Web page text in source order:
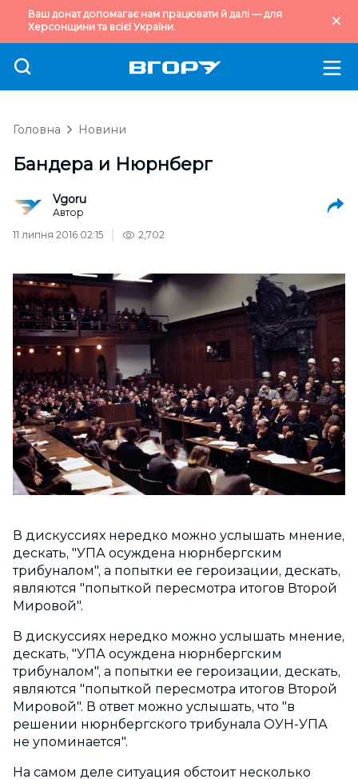
Ваш донат допомагає нам працювати й далі — для
Херсонщини та всієї України.
Головна Новини
Бандера и Нюрнберг
Vgoru
Автор
11 липня 2016 02:15
2,702
В дискуссиях нередко можно услышать мнение,
дескать, "УПА осуждена нюрнбергским
трибуналом", а попытки ее героизации, дескать,
являются "попыткой пересмотра итогов Второй
Мировой".
В дискуссиях нередко можно услышать мнение,
дескать, "УПА осуждена нюрнбергским
трибуналом", а попытки ее героизации, дескать,
являются "попыткой пересмотра итогов Второй
Мировой". В ответ можно услышать, что "в
решении нюрнбергского трибунала ОУН-УПА
не упоминается".
На самом деле ситуация обстоит несколько